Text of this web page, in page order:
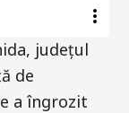
județul
de
a îngrozit